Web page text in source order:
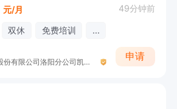
元/月 49分钟前
双休 免费培训 ...
中国人寿保险股份有限公司洛阳分公司凯旋营销服务部收展二部
申请